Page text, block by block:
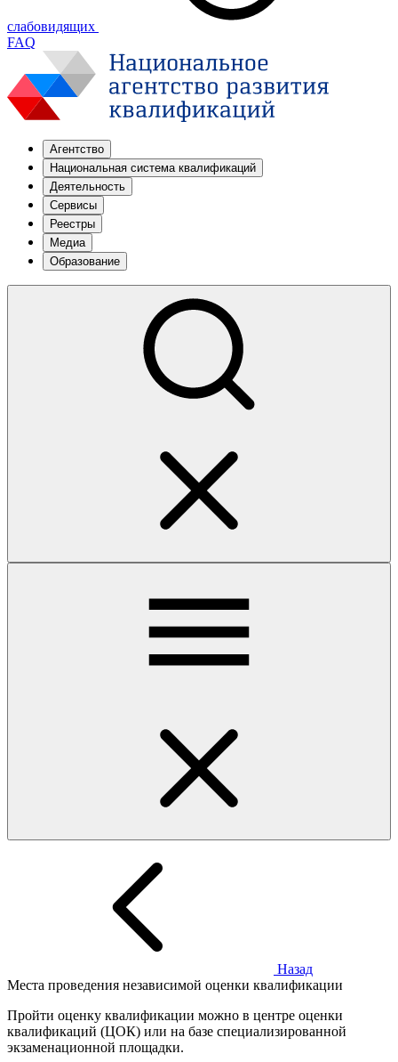
слабовидящих
FAQ
Агентство
Национальная система квалификаций
Деятельность
Сервисы
Реестры
Медиа
Образование
Назад
Места проведения независимой оценки квалификации
Пройти оценку квалификации можно в центре оценки
квалификаций (ЦОК) или на базе специализированной
экзаменационной площадки.